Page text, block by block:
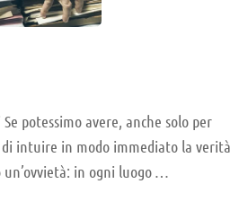
potessimo avere, anche solo per
di intuire in modo immediato la verità
un’ovvietà: in ogni luogo …